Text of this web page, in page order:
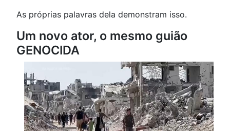
As próprias palavras dela demonstram isso.
Um novo ator, o mesmo guião
GENOCIDA